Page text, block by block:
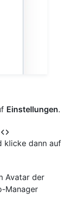
Einstellungen.
klicke dann auf
Avatar der
Manager